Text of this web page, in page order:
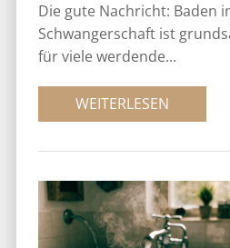
Die gute Nachricht: Baden
Schwangerschaft ist
für viele werdende...
WEITERLESEN